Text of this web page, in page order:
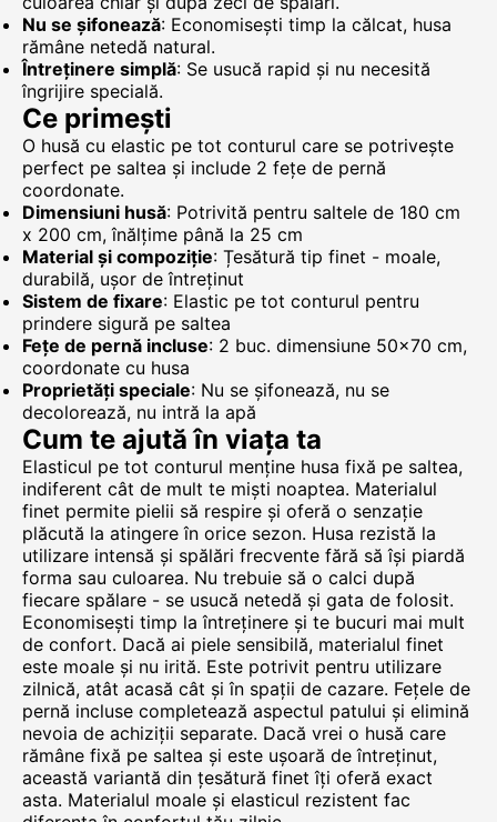
Nu se șifonează: Economisești timp la călcat, husa
rămâne netedă natural.
Întreținere simplă: Se usucă rapid și nu necesită
îngrijire specială.
Ce primești
O husă cu elastic pe tot conturul care se potrivește
perfect pe saltea și include 2 fețe de pernă
coordonate.
Dimensiuni husă: Potrivită pentru saltele de 180 cm
x 200 cm, înălțime până la 25 cm
Material și compoziție: Țesătură tip finet - moale,
durabilă, ușor de întreținut
Sistem de fixare: Elastic pe tot conturul pentru
prindere sigură pe saltea
Fețe de pernă incluse: 2 buc. dimensiune 50x70 cm,
coordonate cu husa
Proprietăți speciale: Nu se șifonează, nu se
decolorează, nu intră la apă
Cum te ajută în viața ta
Elasticul pe tot conturul menține husa fixă pe saltea,
indiferent cât de mult te miști noaptea. Materialul
finet permite pielii să respire și oferă o senzație
plăcută la atingere în orice sezon. Husa rezistă la
utilizare intensă și spălări frecvente fără să își piardă
forma sau culoarea. Nu trebuie să o calci după
fiecare spălare - se usucă netedă și gata de folosit.
Economisești timp la întreținere și te bucuri mai mult
de confort. Dacă ai piele sensibilă, materialul finet
este moale și nu irită. Este potrivit pentru utilizare
zilnică, atât acasă cât și în spații de cazare. Fețele de
pernă incluse completează aspectul patului și elimină
nevoia de achiziții separate. Dacă vrei o husă care
rămâne fixă pe saltea și este ușoară de întreținut,
această variantă din țesătură finet îți oferă exact
asta. Materialul moale și elasticul rezistent fac